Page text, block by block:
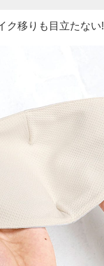
ク移りも目立たない!